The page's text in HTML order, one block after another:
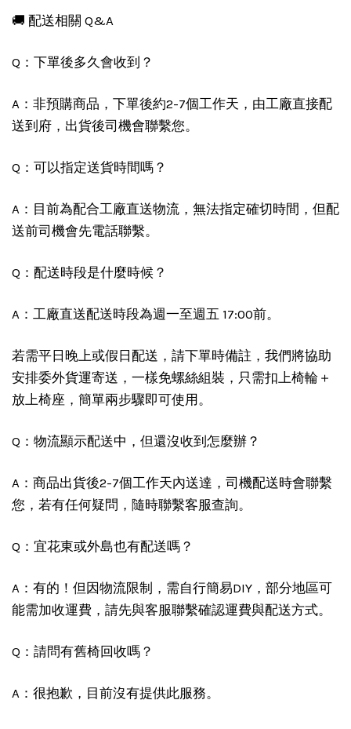
🚚 配送相關 Q&A
Q：下單後多久會收到？
A：非預購商品，下單後約2-7個工作天，由工廠直接配
送到府，出貨後司機會聯繫您。
Q：可以指定送貨時間嗎？
A：目前為配合工廠直送物流，無法指定確切時間，但配
送前司機會先電話聯繫。
Q：配送時段是什麼時候？
A：工廠直送配送時段為週一至週五 17:00前。
若需平日晚上或假日配送，請下單時備註，我們將協助
安排委外貨運寄送，一樣免螺絲組裝，只需扣上椅輪＋
放上椅座，簡單兩步驟即可使用。
Q：物流顯示配送中，但還沒收到怎麼辦？
A：商品出貨後2-7個工作天內送達，司機配送時會聯繫
您，若有任何疑問，隨時聯繫客服查詢。
Q：宜花東或外島也有配送嗎？
A：有的！但因物流限制，需自行簡易DIY，部分地區可
能需加收運費，請先與客服聯繫確認運費與配送方式。
Q：請問有舊椅回收嗎？
A：很抱歉，目前沒有提供此服務。